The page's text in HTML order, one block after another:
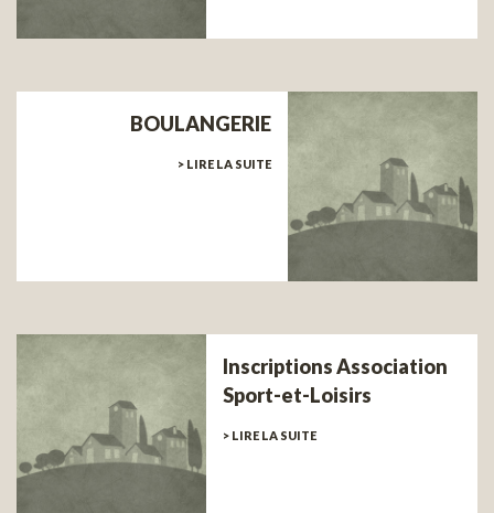
BOULANGERIE
> LIRE LA SUITE
Inscriptions Association
Sport-et-Loisirs
> LIRE LA SUITE